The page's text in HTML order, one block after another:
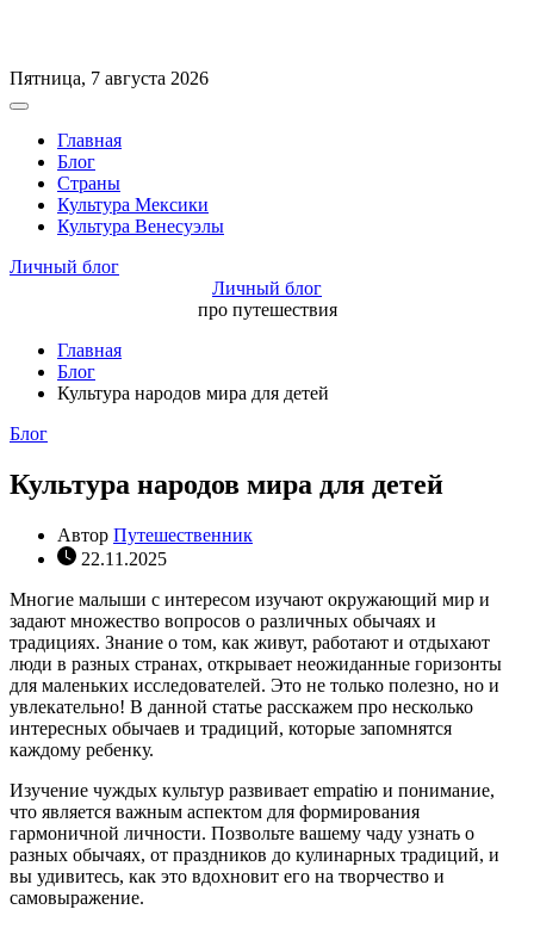
Перейти
к
Пятница, 7 августа 2026
Вне
холстаГлавная
Блог
Страны
Культура Мексики
Культура Венесуэлы
Личный блог
Личный блог
про путешествия
Главная
Блог
Культура народов мира для детей
Рубрики
Блог
Культура народов мира для детей
Автор Путешественник
22.11.2025
Многие малыши с интересом изучают окружающий мир и
задают множество вопросов о различных обычаях и
традициях. Знание о том, как живут, работают и отдыхают
люди в разных странах, открывает неожиданные горизонты
для маленьких исследователей. Это не только полезно, но и
увлекательно! В данной статье расскажем про несколько
интересных обычаев и традиций, которые запомнятся
каждому ребенку.
Изучение чуждых культур развивает empatiю и понимание,
что является важным аспектом для формирования
гармоничной личности. Позвольте вашему чаду узнать о
разных обычаях, от праздников до кулинарных традиций, и
вы удивитесь, как это вдохновит его на творчество и
самовыражение.